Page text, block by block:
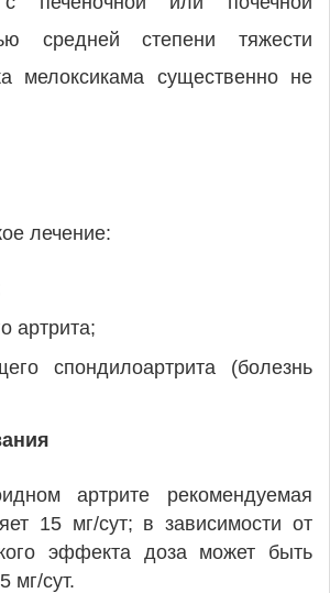
средней степени тяжести
мелоксикама существенно не
лечение:
артрита;
спондилоартрита (болезнь
артрите рекомендуемая
15 мг/сут; в зависимости от
эффекта доза может быть
мг/сут.